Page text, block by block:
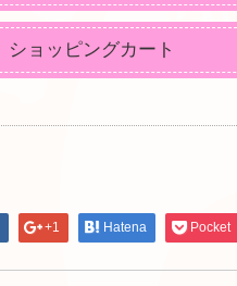
ショッピングカート
+1 Hatena Pocket